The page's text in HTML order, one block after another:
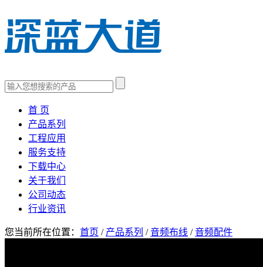
首 页
产品系列
工程应用
服务支持
下载中心
关于我们
公司动态
行业资讯
您当前所在位置： 首页 / 产品系列 /音频布线 /音频配件